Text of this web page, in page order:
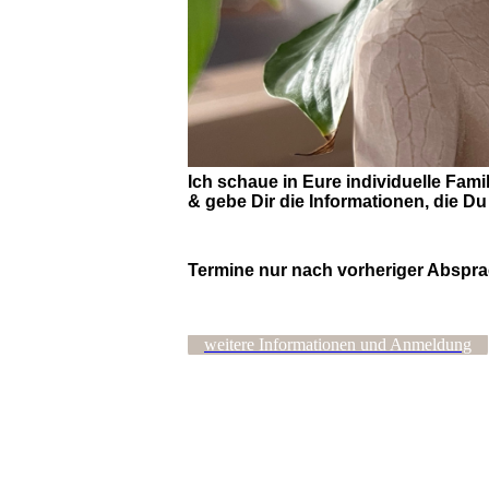
Ich schaue in Eure individuelle
& gebe Dir die Informationen, die
Termine nur nach vorheriger
weitere Informationen und Anmeldung